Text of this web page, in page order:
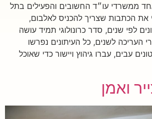
ממשרדי עו״ד החשובים והפעילים בתל
את הכתבות שצריך להכניס לאלבום,
לפי שנים, סדר כרונולוגי תמיד עושה
לשנים, כל העיתונים נפרשו
עבים, עברו גיהוץ ויישור כדי שאוכל
ואמן